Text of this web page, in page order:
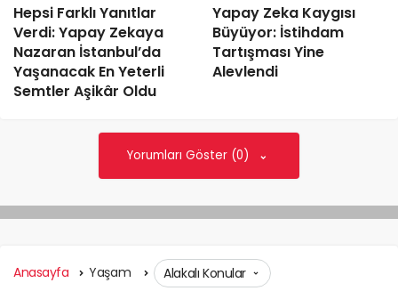
Hepsi Farklı Yanıtlar
Verdi: Yapay Zekaya
Nazaran İstanbul’da
Yaşanacak En Yeterli
Semtler Aşikâr Oldu
Yapay Zeka Kaygısı
Büyüyor: İstihdam
Tartışması Yine
Alevlendi
Yorumları Göster (0)
Anasayfa Yaşam Alakalı Konular